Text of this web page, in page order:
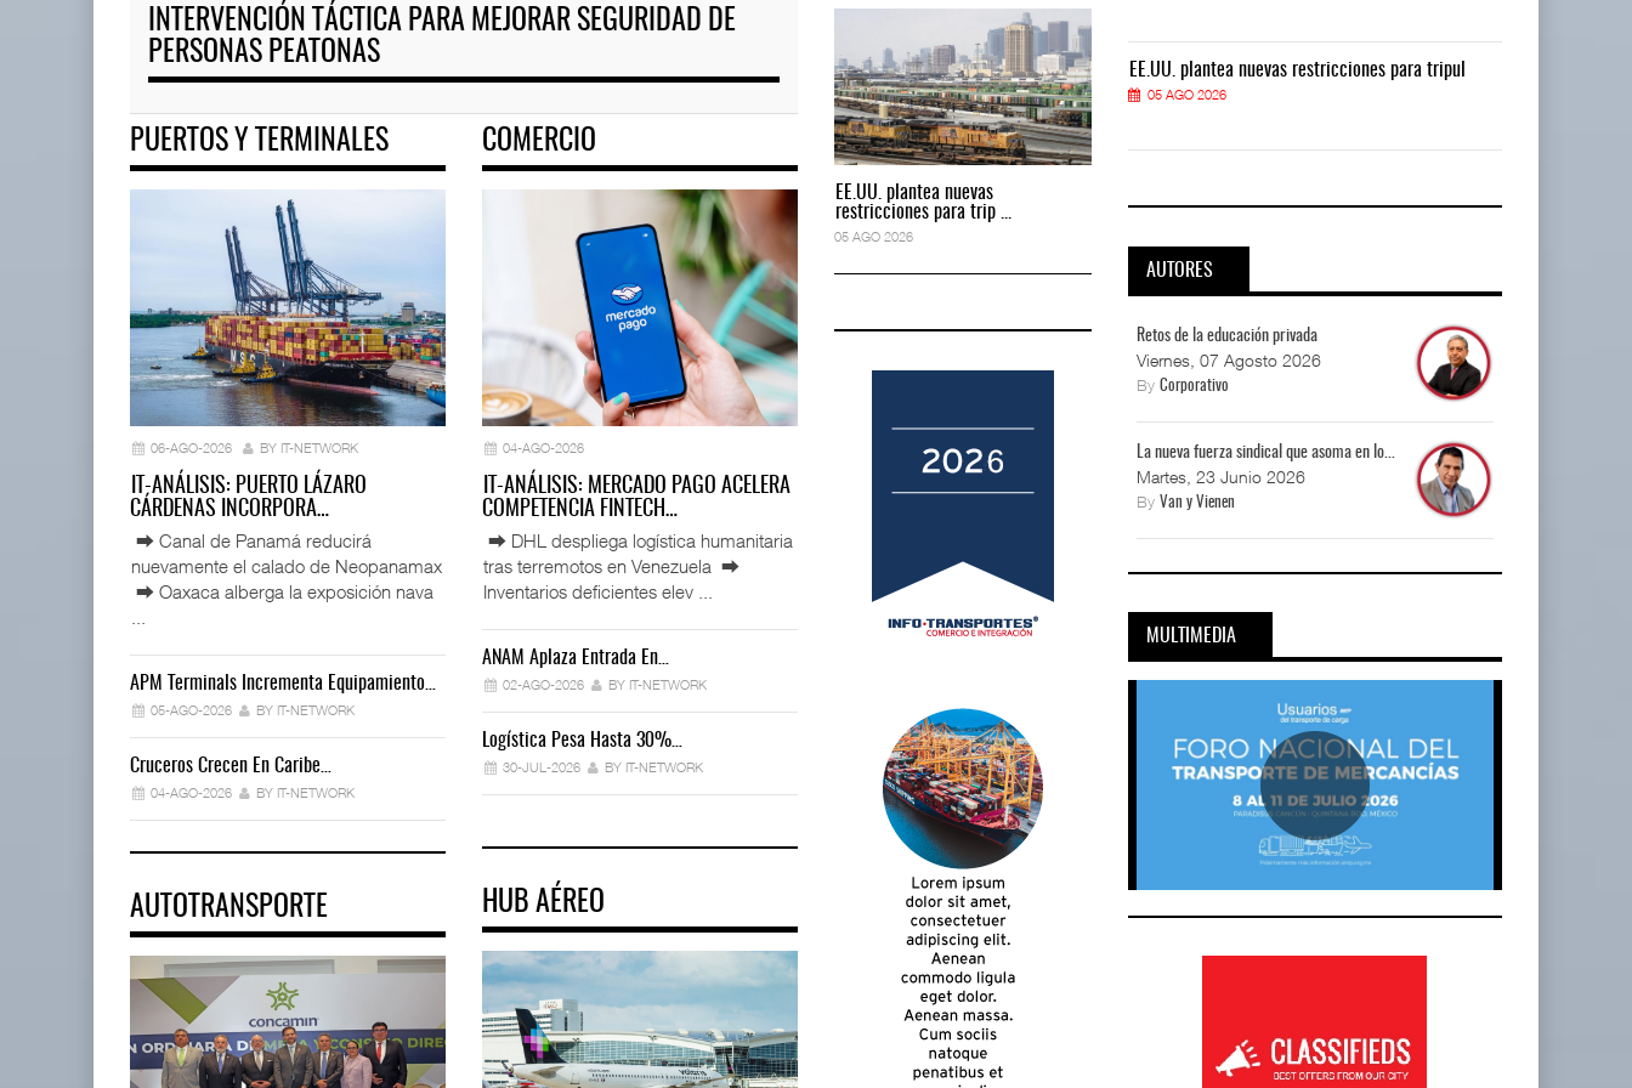
INTERVENCIÓN TÁCTICA PARA MEJORAR SEGURIDAD DE
PERSONAS PEATONAS
PUERTOS Y TERMINALES
06-AGO-2026 BY IT-NETWORK
IT-ANÁLISIS: PUERTO LÁZARO
CÁRDENAS INCORPORA…
⮕ Canal de Panamá reducirá
nuevamente el calado de Neopanamax
⮕ Oaxaca alberga la exposición nava
APM Terminals Incrementa Equipamiento…
05-AGO-2026 BY IT-NETWORK
Cruceros Crecen En Caribe…
04-AGO-2026 BY IT-NETWORK
AUTOTRANSPORTE
COMERCIO
04-AGO-2026
IT-ANÁLISIS: MERCADO PAGO ACELERA
COMPETENCIA FINTECH…
⮕ DHL despliega logística humanitaria
tras terremotos en Venezuela ⮕
Inventarios deficientes elev ...
ANAM Aplaza Entrada En…
02-AGO-2026 BY IT-NETWORK
Logística Pesa Hasta 30%…
30-JUL-2026 BY IT-NETWORK
BY IT-NETWORK
Exportaciones Elevan Superávit Comercial…
29-JUL-2026 BY IT-NETWORK
Cadena De Frío, Clave…
20-JUL-2026 BY IT-NETWORK
Onest SmartLogistics Impulsa Tecnología…
16-JUL-2026 BY IT-NETWORK
HUB AÉREO
EE.UU. plantea nuevas
restricciones para trip ...
05 AGO 2026
EE.UU. plantea nuevas
restricciones para trip ...
05 AGO 2026
EE.UU. plantea nuevas
restricciones para trip ...
05 AGO 2026
restricciones para trip ...
restricciones para trip ...
EE.UU. plantea nuevas restricciones para tripul EE.UU. plantea nuevas restricciones para tripul
05 AGO 2026
AUTORES
Retos de la educación privada
Viernes, 07 Agosto 2026
By Corporativo
La nueva fuerza sindical que asoma en lo...
Martes, 23 Junio 2026
By Van y Vienen
MULTIMEDIA